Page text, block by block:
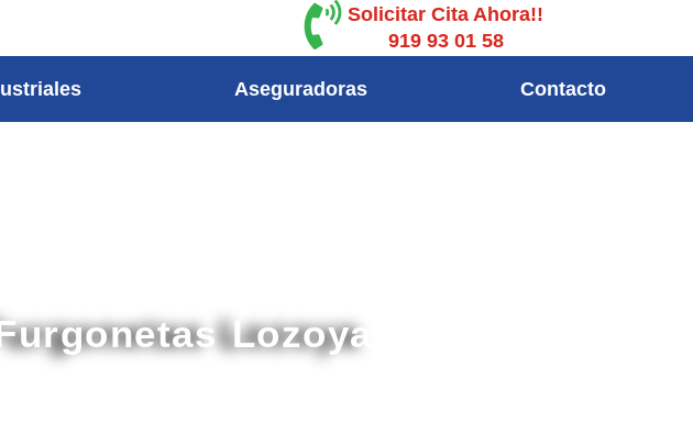
Solicitar Cita Ahora!!
919 93 01 58
Aseguradoras Contacto
Lozoya